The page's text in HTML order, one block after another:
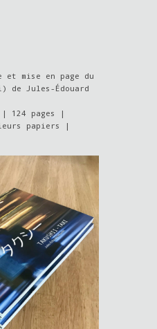
et mise en page du
Jules-Édouard
| 124 pages |
papiers |